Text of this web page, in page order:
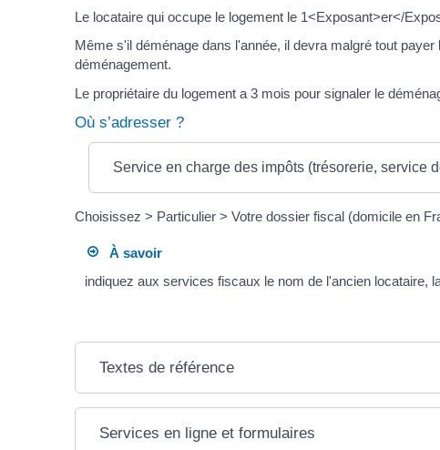
Le locataire qui occupe le logement le 1<Exposant>er</
Même s'il déménage dans l'année, il devra malgré tout
déménagement.
Le propriétaire du logement a 3 mois pour signaler le
Où s’adresser ?
Service en charge des impôts (trésorerie, service
Choisissez > Particulier > Votre dossier fiscal (domicile en
À savoir
indiquez aux services fiscaux le nom de l'ancien locataire,
Textes de référence
Services en ligne et formulaires